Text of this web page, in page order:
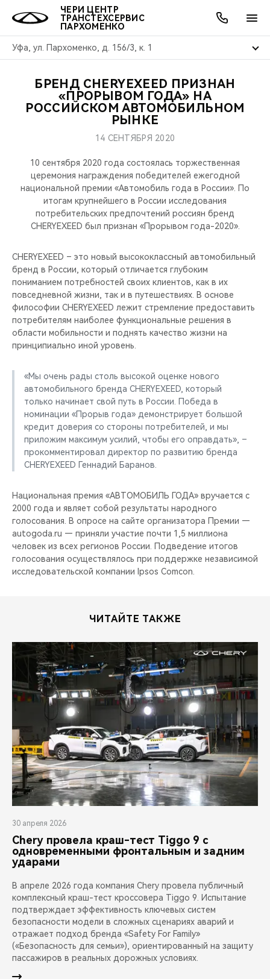
ЧЕРИ ЦЕНТР
ТРАНСТЕХСЕРВИС
ПАРХОМЕНКО
Уфа, ул. Пархоменко, д. 156/3, к. 1
МОДЕЛИ
СЕДАНЫ
НОВИНКИ
ПОКУПАТЕЛЯМ
ВЛАДЕЛЬЦАМ
ПОДДЕРЖКА
CHERY CONNECT
МИР CHERY
CHERY В СОЦСЕТЯХ
ЛЮДИ CHERY
CHERY REMOTE
CHERY И СПОРТ
НАШИ МЕРОПРИЯТИЯ
CHERY ДЛЯ ДЕТЕЙ
АКЦИИ
ОНЛАЙН СЕРВИСЫ
О КОМПАНИИ
БРЕНД CHERYEXEED ПРИЗНАН
«ПРОРЫВОМ ГОДА» НА
РОССИЙСКОМ АВТОМОБИЛЬНОМ
РЫНКЕ
14 СЕНТЯБРЯ 2020
10 сентября 2020 года состоялась торжественная
церемония награждения победителей ежегодной
национальной премии «Автомобиль года в России». По
итогам крупнейшего в России исследования
потребительских предпочтений россиян бренд
CHERYEXEED был признан «Прорывом года-2020».
CHERYEXEED – это новый высококлассный автомобильный
бренд в России, который отличается глубоким
пониманием потребностей своих клиентов, как в их
повседневной жизни, так и в путешествиях. В основе
философии CHERYEXEED лежит стремление предоставить
потребителям наиболее функциональные решения в
области мобильности и поднять качество жизни на
принципиально иной уровень.
«Мы очень рады столь высокой оценке нового
автомобильного бренда CHERYEXEED, который
только начинает свой путь в России. Победа в
номинации «Прорыв года» демонстрирует большой
кредит доверия со стороны потребителей, и мы
приложим максимум усилий, чтобы его оправдать», –
прокомментировал директор по развитию бренда
CHERYEXEED Геннадий Баранов.
Национальная премия «АВТОМОБИЛЬ ГОДА» вручается с
2000 года и являет собой результаты народного
голосования. В опросе на сайте организатора Премии —
autogoda.ru — приняли участие почти 1,5 миллиона
человек из всех регионов России. Подведение итогов
голосования осуществлялось при поддержке независимой
исследовательской компании Ipsos Comcon.
ЧИТАЙТЕ ТАКЖЕ
30 апреля 2026
Chery провела краш-тест Tiggo 9 с
одновременными фронтальным и задним
ударами
В апреле 2026 года компания Chery провела публичный
комплексный краш-тест кроссовера Tiggo 9. Испытание
подтверждает эффективность ключевых систем
безопасности модели в сложных сценариях аварий и
отражает подход бренда «Safety For Family»
(«Безопасность для семьи»), ориентированный на защиту
пассажиров в реальных дорожных условиях.